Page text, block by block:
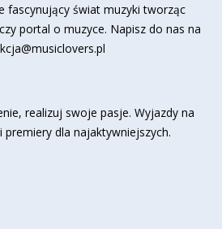
fascynujący świat muzyki tworząc
portal o muzyce. Napisz do nas na
realizuj swoje pasje. Wyjazdy na
premiery dla najaktywniejszych.